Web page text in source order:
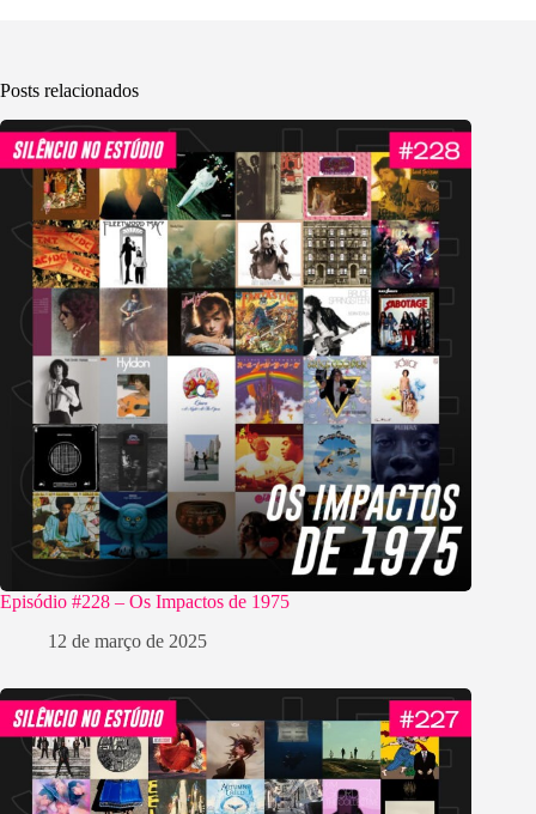
Posts relacionados
Episódio #228 – Os Impactos de 1975
12 de março de 2025